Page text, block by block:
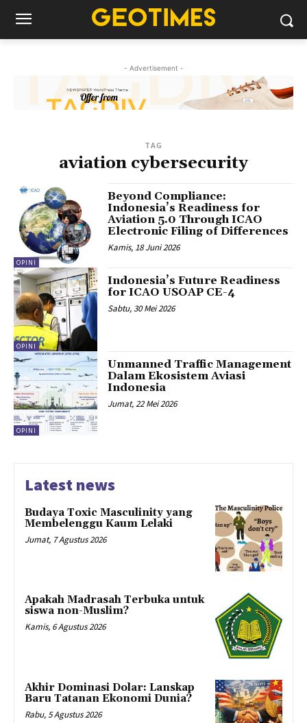
- Advertisement -
TAG
aviation cybersecurity
OPINI
Beyond Compliance:
Indonesia’s Readiness for
Aviation 5.0 Through ICAO
Electronic Filing of Differences
Kamis, 18 Juni 2026
OPINI
Indonesia’s Future Readiness
for ICAO USOAP CE-4
Sabtu, 30 Mei 2026
OPINI
Unmanned Traffic Management
Dalam Ekosistem Aviasi
Indonesia
Jumat, 22 Mei 2026
Latest news
Budaya Toxic Masculinity yang
Membelenggu Kaum Lelaki
Jumat, 7 Agustus 2026
Apakah Madrasah Terbuka untuk
siswa non-Muslim?
Kamis, 6 Agustus 2026
Akhir Dominasi Dolar: Lanskap
Baru Tatanan Ekonomi Dunia?
Rabu, 5 Agustus 2026